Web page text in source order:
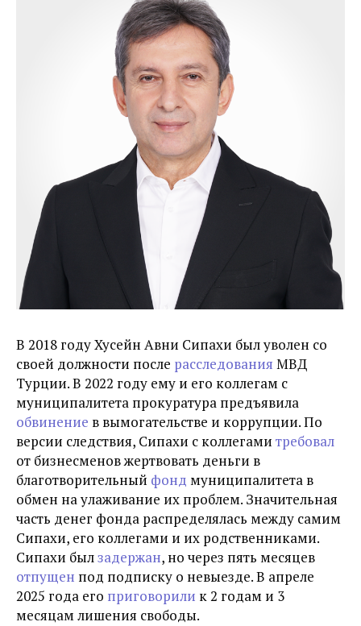
В 2018 году Хусейн Авни Сипахи был уволен со
своей должности после расследования МВД
Турции. В 2022 году ему и его коллегам с
муниципалитета прокуратура предъявила
обвинение в вымогательстве и коррупции. По
версии следствия, Сипахи с коллегами требовал
от бизнесменов жертвовать деньги в
благотворительный фонд муниципалитета в
обмен на улаживание их проблем. Значительная
часть денег фонда распределялась между самим
Сипахи, его коллегами и их родственниками.
Сипахи былзадержан, но через пять месяцев
отпущен под подписку о невыезде. В апреле
2025 года его приговорили к 2 годам и 3
месяцам лишения свободы.